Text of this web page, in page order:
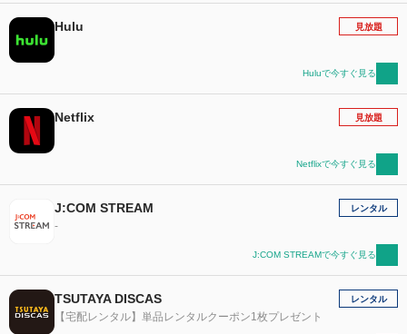
Hulu 見放題
Huluで今すぐ見る
Netflix 見放題
Netflixで今すぐ見る
J:COM STREAM
-
レンタル
J:COM STREAMで今すぐ見る
TSUTAYA DISCAS
【宅配レンタル】単品レンタルクーポン1枚プレゼント
レンタル